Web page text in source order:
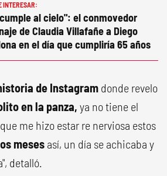
INTERESAR:
al cielo": el conmovedor
de Claudia Villafañe a Diego
en el día que cumpliría 65 años
de Instagram donde revelo
en la panza, ya no tiene el
me hizo estar re nerviosa estos
meses así, un día se achicaba y
detalló.